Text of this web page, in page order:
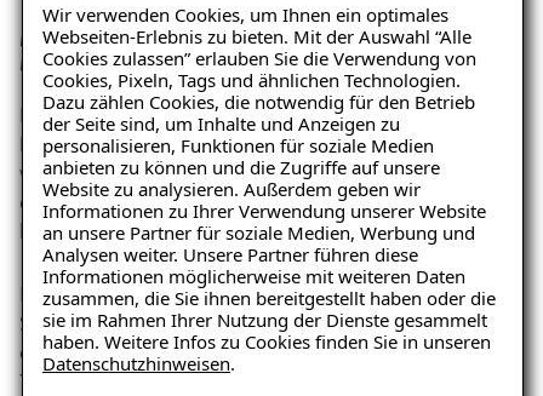
Wir verwenden Cookies, um Ihnen ein optimales
Webseiten-Erlebnis zu bieten. Mit der Auswahl “Alle
Cookies zulassen” erlauben Sie die Verwendung von
Cookies, Pixeln, Tags und ähnlichen Technologien.
Dazu zählen Cookies, die notwendig für den Betrieb
der Seite sind, um Inhalte und Anzeigen zu
personalisieren, Funktionen für soziale Medien
anbieten zu können und die Zugriffe auf unsere
Website zu analysieren. Außerdem geben wir
Informationen zu Ihrer Verwendung unserer Website
an unsere Partner für soziale Medien, Werbung und
Analysen weiter. Unsere Partner führen diese
Informationen möglicherweise mit weiteren Daten
zusammen, die Sie ihnen bereitgestellt haben oder die
sie im Rahmen Ihrer Nutzung der Dienste gesammelt
haben. Weitere Infos zu Cookies finden Sie in unseren
Datenschutzhinweisen.
Besser ist die Stoßlüftung, denn so ist ein ausreichender
Luftaustausch garantiert.
Besser ist die so genannte Stoßlüftung. Dabei wird das
Fenster kurzzeitig ganz geöffnet und anschließend
wieder geschlossen. Diese Form der Fensterlüftung
ermöglicht im gleichen Zeitraum einen etwa 30-fach
höheren Luftaustausch als eine Spaltlüftung.
In der Praxis bedeutet das, dass z. B. mit einer
Stoßlüftung bei einem Raum von 40 Kubikmetern,
einer Fensterfläche von 1 Meter und einer
Temperaturdifferenz von 13 Kelvin (K) zwischen Innen-
Ratgeber „Schimmel“
– jetzt kostenlos erhalten!
E-Mail eingeben